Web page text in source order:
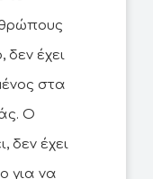
δεν έχει
στα
Ο
δεν έχει
για να